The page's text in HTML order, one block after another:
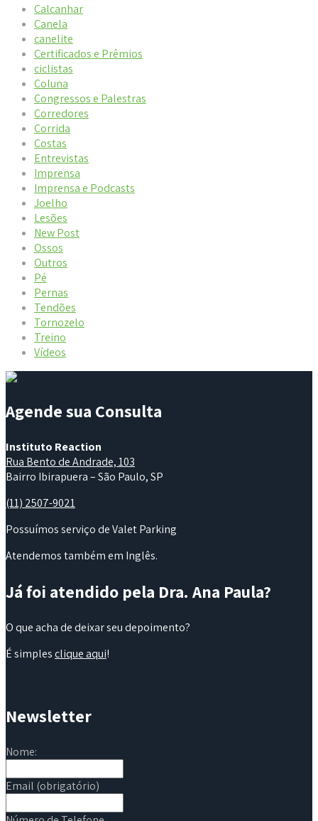
Calcanhar
Canela
canelite
Certificados e Prêmios
ciclistas
Coluna
Congressos e Palestras
Corredores
Corrida
Costas
Entrevistas
Imprensa
Imprensa e Podcasts
Joelho
Lesões
New Post
Ossos
Outros
Pé
Pernas
Tendões
Tornozelo
Treino
Vídeos
Agende sua Consulta
Instituto Reaction
Rua Bento de Andrade, 103
Bairro Ibirapuera – São Paulo, SP
(11) 2507-9021
Possuímos serviço de Valet Parking
Atendemos também em Inglês.
Já foi atendido pela Dra. Ana Paula?
O que acha de deixar seu depoimento?
É simplesclique aqui!
Newsletter
Nome:
Email (obrigatório)